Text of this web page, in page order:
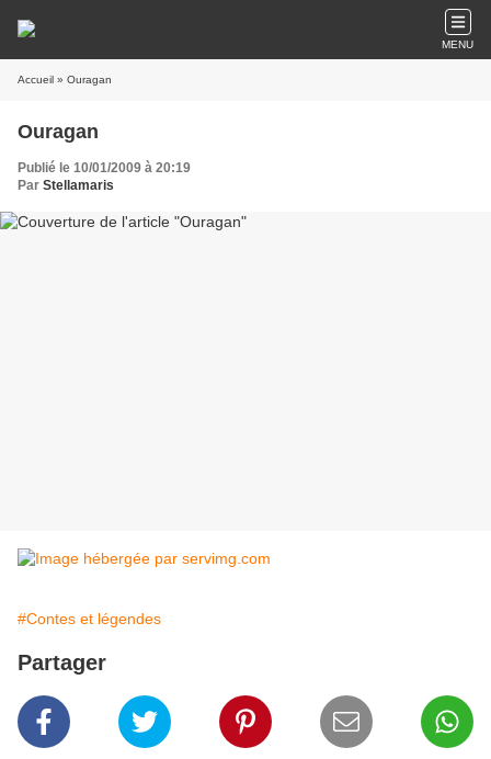
MENU
Accueil » Ouragan
Ouragan
Publié le 10/01/2009 à 20:19
Par Stellamaris
#Contes et légendes
Partager